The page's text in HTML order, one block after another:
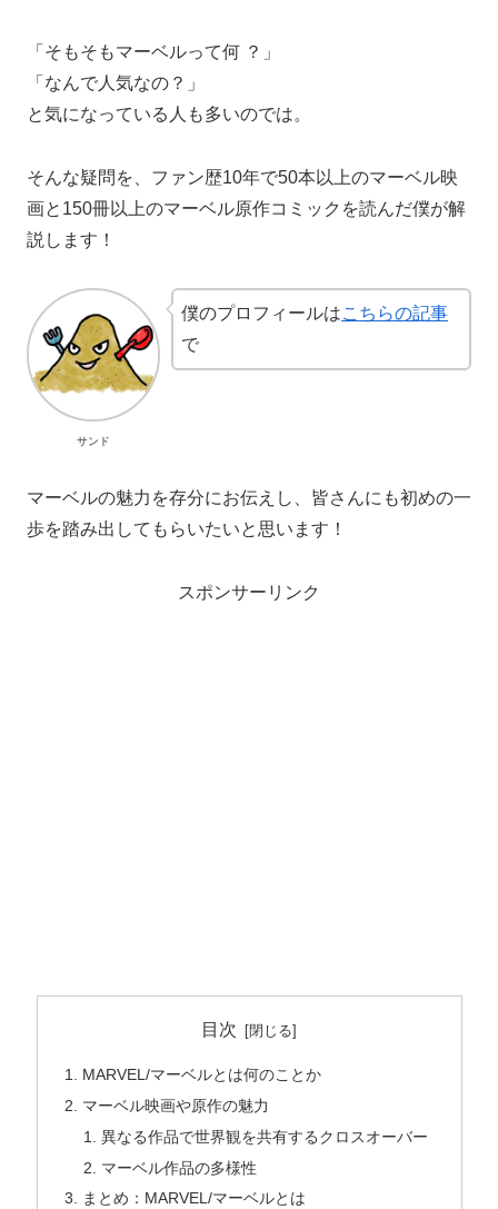
「そもそもマーベルって何 ？」
「なんで人気なの？」
と気になっている人も多いのでは。
そんな疑問を、ファン歴10年で50本以上のマーベル映
画と150冊以上のマーベル原作コミックを読んだ僕が解
説します！
サンド
僕のプロフィールはこちらの記事
で
マーベルの魅力を存分にお伝えし、皆さんにも初めの一
歩を踏み出してもらいたいと思います！
スポンサーリンク
目次
MARVEL/マーベルとは何のことか
マーベル映画や原作の魅力
異なる作品で世界観を共有するクロスオーバー
マーベル作品の多様性
まとめ：MARVEL/マーベルとは